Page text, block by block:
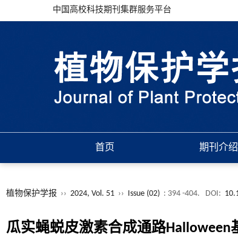
中国高校科技期刊集群服务平台
首页 期刊介绍
植物保护学报 ›› 2024, Vol. 51 ›› Issue (02) : 394 -404. DOI:
瓜实蝇蜕皮激素合成通路Halloween